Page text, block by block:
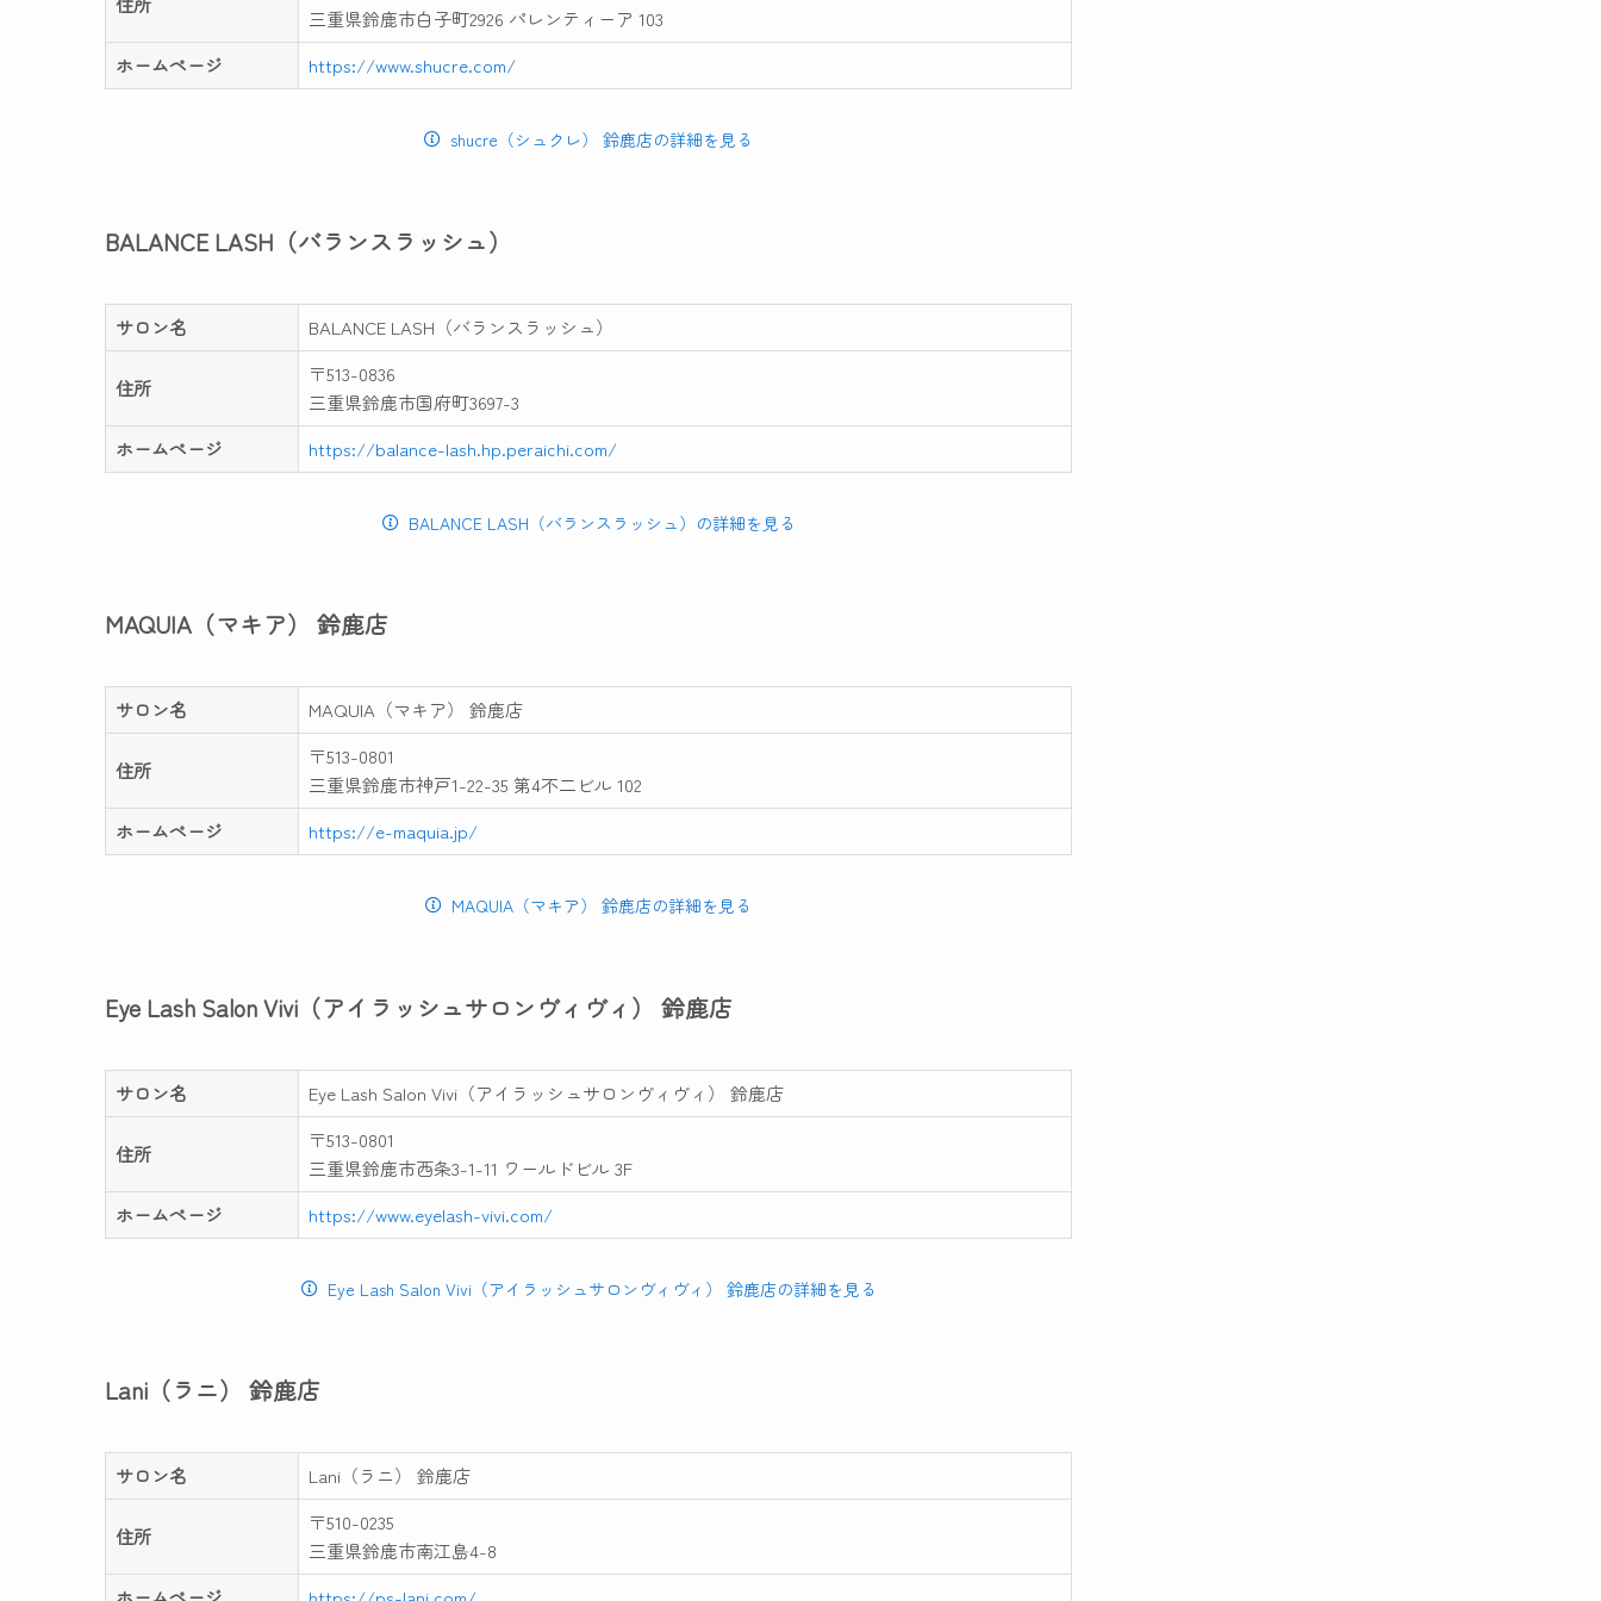
三重県鈴鹿市白子町2926 パレンティーア 103
ホームページ
https://www.shucre.com/
shucre（シュクレ） 鈴鹿店の詳細を見る
BALANCE LASH（バランスラッシュ）
サロン名 BALANCE LASH（バランスラッシュ）
住所
〒513-0836
三重県鈴鹿市国府町3697-3
ホームページ
https://balance-lash.hp.peraichi.com/
BALANCE LASH（バランスラッシュ）の詳細を見る
MAQUIA（マキア） 鈴鹿店
サロン名 MAQUIA（マキア） 鈴鹿店
住所
〒513-0801
三重県鈴鹿市神戸1-22-35 第4不二ビル 102
ホームページ
https://e-maquia.jp/
MAQUIA（マキア） 鈴鹿店の詳細を見る
Eye Lash Salon Vivi（アイラッシュサロンヴィヴィ） 鈴鹿店
サロン名 Eye Lash Salon Vivi（アイラッシュサロンヴィヴィ） 鈴鹿店
住所
〒513-0801
三重県鈴鹿市西条3-1-11 ワールドビル 3F
ホームページ
https://www.eyelash-vivi.com/
Eye Lash Salon Vivi（アイラッシュサロンヴィヴィ） 鈴鹿店の詳細を見る
Lani（ラニ） 鈴鹿店
サロン名 Lani（ラニ） 鈴鹿店
住所
〒510-0235
三重県鈴鹿市南江島4-8